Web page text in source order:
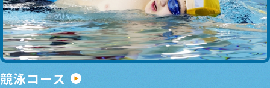
競泳コース